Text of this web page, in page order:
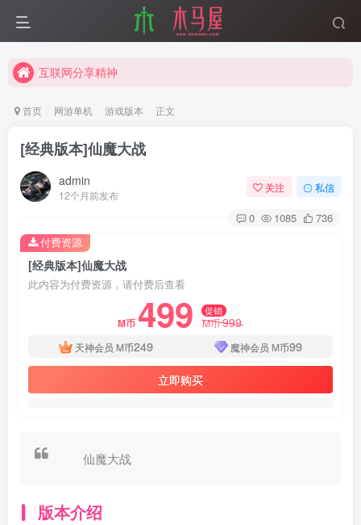
木马屋博客正式启航
互联网分享精神
首页 网游单机 游戏版本 正文
[经典版本]仙魔大战
admin
12个月前发布
关注 私信
0 1085 736
[经典版本]仙魔大战
此内容为付费资源，请付费后查看
M币 499 促销
M币999
天神会员 M币249 魔神会员 M币99
立即购买
付费资源
仙魔大战
版本介绍